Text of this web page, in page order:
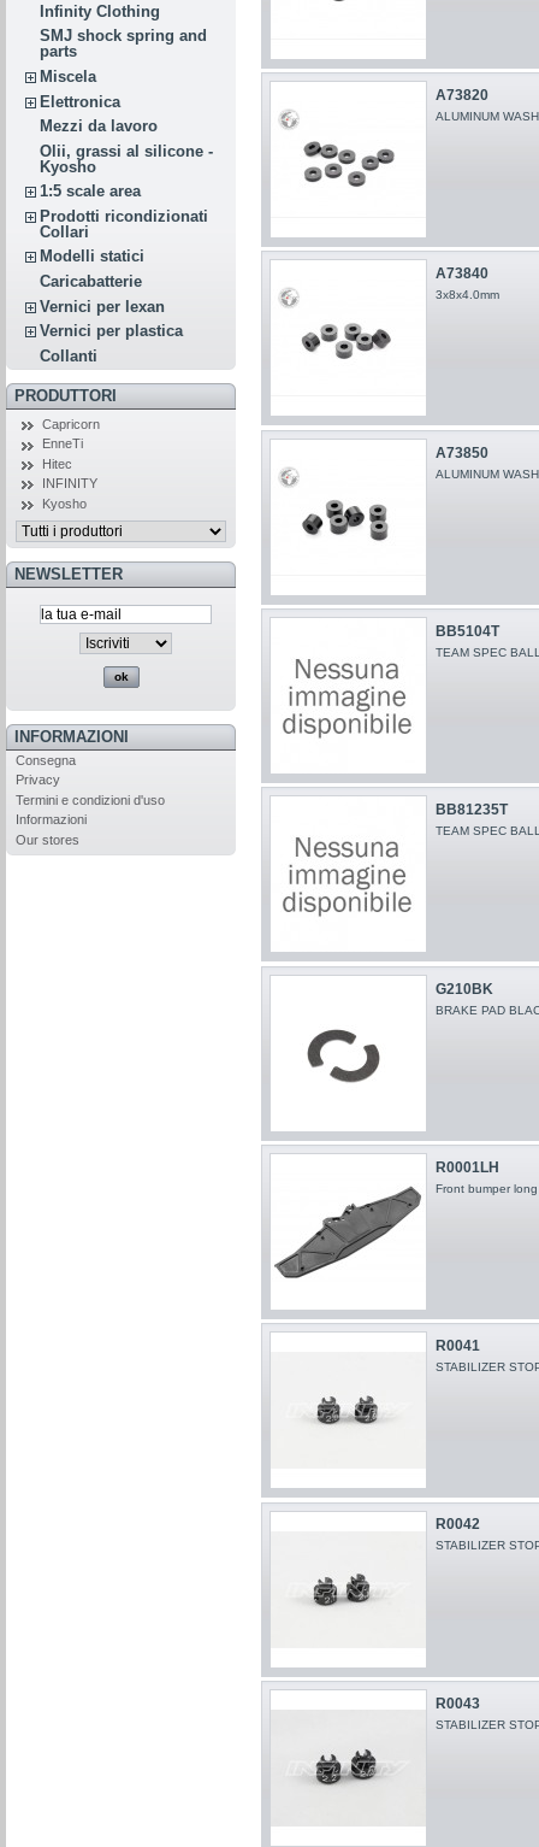
Infinity Clothing
SMJ shock spring and
parts
Miscela
Elettronica
Mezzi da lavoro
Olii, grassi al silicone -
Kyosho
1:5 scale area
Prodotti ricondizionati
Collari
Modelli statici
Caricabatterie
Vernici per lexan
Vernici per plastica
Collanti
PRODUTTORI
Capricorn
EnneTi
Hitec
INFINITY
Kyosho
NEWSLETTER
INFORMAZIONI
Consegna
Privacy
Termini e condizioni d'uso
Informazioni
Our stores
A73820
ALUMINUM
A73840
3x8x4.0mm
A73850
ALUMINUM
BB5104T
TEAM SPEC
BB81235T
TEAM SPEC
G210BK
BRAKE PAD
R0001LH
Front bumper
R0041
STABILIZER
R0042
STABILIZER
R0043
STABILIZER